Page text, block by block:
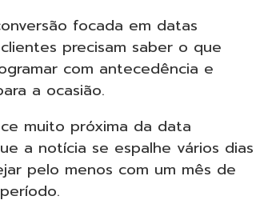
focada em datas
precisam saber o que
com antecedência e
a ocasião.
muito próxima da data
a notícia se espalhe vários dias
pelo menos com um mês de